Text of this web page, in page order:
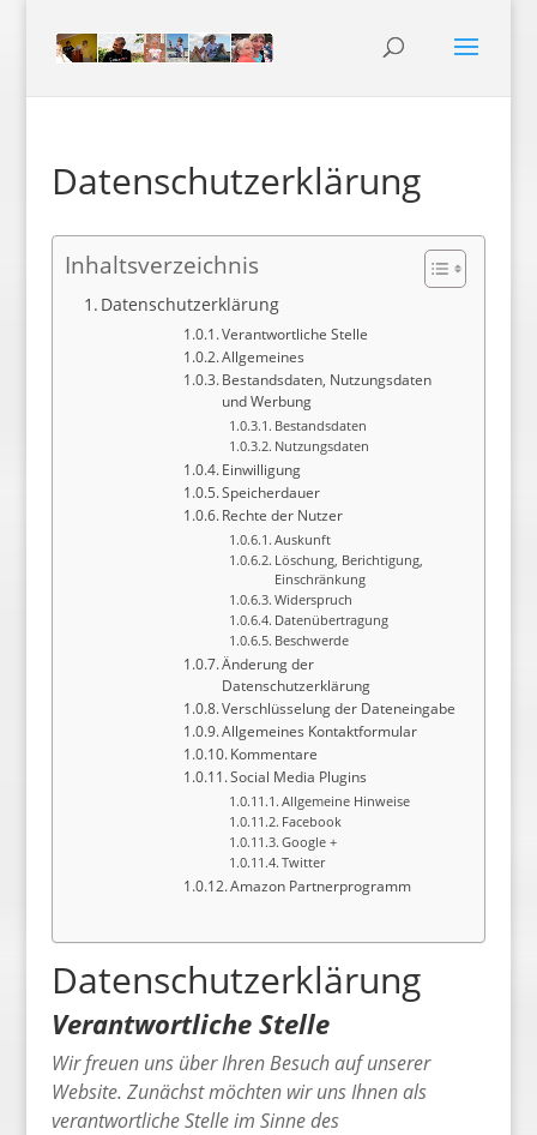
Datenschutzerklärung
Inhaltsverzeichnis
Datenschutzerklärung
Verantwortliche Stelle
Allgemeines
Bestandsdaten, Nutzungsdaten
und Werbung
Bestandsdaten
Nutzungsdaten
Einwilligung
Speicherdauer
Rechte der Nutzer
Auskunft
Löschung, Berichtigung,
Einschränkung
Widerspruch
Datenübertragung
Beschwerde
Änderung der
Datenschutzerklärung
Verschlüsselung der Dateneingabe
Allgemeines Kontaktformular
Kommentare
Social Media Plugins
Allgemeine Hinweise
Facebook
Google +
Twitter
Amazon Partnerprogramm
Datenschutzerklärung
Verantwortliche Stelle
Wir freuen uns über Ihren Besuch auf unserer
Website. Zunächst möchten wir uns Ihnen als
verantwortliche Stelle im Sinne des